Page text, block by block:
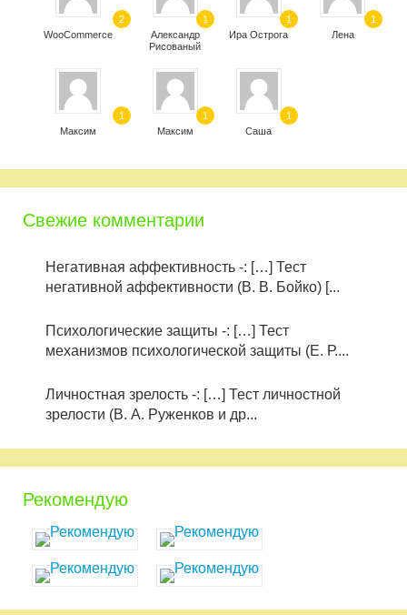
WooCommerce
2
Александр
Рисованый
1
Ира Острога
1
Лена
1
Максим
1
Максим
1
Саша
1
Свежие комментарии
Негативная аффективность -: […] Тест
негативной аффективности (В. В. Бойко) [...
Психологические защиты -: […] Тест
механизмов психологической защиты (Е. Р....
Личностная зрелость -: […] Тест личностной
зрелости (В. А. Руженков и др...
Рекомендую